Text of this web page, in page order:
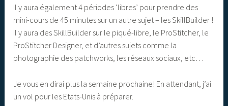
Il y aura également 4 périodes ‘libres’ pour prendre des
mini-cours de 45 minutes sur un autre sujet – les SkillBuilder !
Il y aura des SkillBuilder sur le piqué-libre, le ProStitcher, le
ProStitcher Designer, et d’autres sujets comme la
photographie des patchworks, les réseaux sociaux, etc…
Je vous en dirai plus la semaine prochaine! En attendant, j’ai
un vol pour les Etats-Unis à préparer.